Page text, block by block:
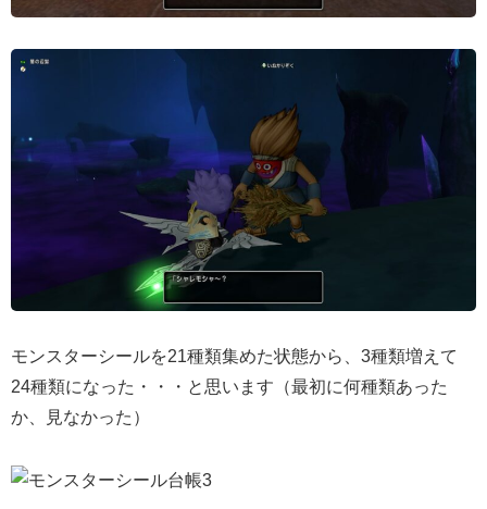
モンスターシールを21種類集めた状態から、3種類増えて
24種類になった・・・と思います（最初に何種類あった
か、見なかった）